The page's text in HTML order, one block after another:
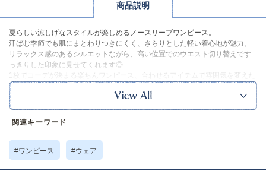
商品説明
夏らしい涼しげなスタイルが楽しめるノースリーブワンピース。
汗ばむ季節でも肌にまとわりつきにくく、さらりとした軽い着心地が魅力。
リラックス感のあるシルエットながら、高い位置でのウエスト切り替えです
っきりした印象に見せてくれます◎
1枚でコーデが決まる楽ちんワンピース、合わせるアイテムで雰囲気を変えた
り露出を抑えるなど様々な着こなしが楽しめます。
普段のお出かけはもちろん、旅先やレジャーシーンでも大活躍です。
ｰｰｰｰｰｰｰｰｰｰｰｰｰｰｰｰｰｰ
裏地：あり
透け感：ややあり(ホワイト)
ｰｰｰｰｰｰｰｰｰｰｰｰｰｰｰｰｰｰ
※この製品はインドの染料を使用しているため、多少色落ちすることがあり
ます。
関連キーワード
#ワンピース #ウェア